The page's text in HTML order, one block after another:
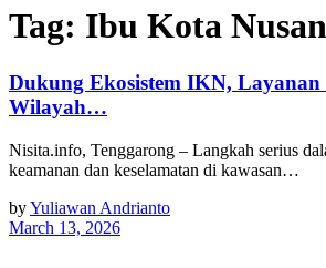
Tag: Ibu Kota
Dukung Ekosistem IKN, Layanan
Wilayah…
Nisita.info, Tenggarong – Langkah serius
keamanan dan keselamatan di kawasan…
byYuliawan Andrianto
March 13, 2026